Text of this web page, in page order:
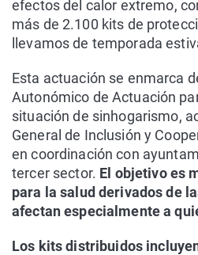
efectos del calor extremo,
más de 2.100 kits de
llevamos de temporada
Esta actuación se enmarca
Autonómico de Actuación
situación de sinhogarismo,
General de Inclusión y
en coordinación con
tercer sector. El objetivo es
para la salud derivados de
afectan especialmente a
Los kits distribuidos